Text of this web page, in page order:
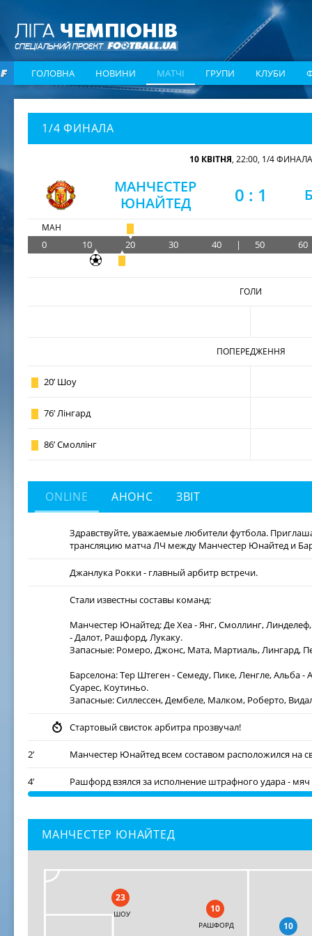
ГОЛОВНА НОВИНИ МАТЧІ ГРУПИ КЛУБИ
1/4 ФИНАЛА
10 КВІТНЯ, 22:00, 1/4 ФИНАЛА
МАНЧЕСТЕР
ЮНАЙТЕД
0 : 1
МАН
0 10 20 30 40 | 50 60
ГОЛИ
ПОПЕРЕДЖЕННЯ
20’ Шоу
76’Лінгард
86’Смоллінг
ONLINE АНОНС ЗВІТ
Здравствуйте, уважаемые любители футбола.
трансляцию матча ЛЧ между Манчестер Юнайтед и
Джанлука Рокки- главный арбитр встречи.
Стали известны составы команд:
Манчестер Юнайтед:Де Хеа - Янг, Смоллинг,
- Далот, Рашфорд, Лукаку.
Запасные: Ромеро, Джонс, Мата, Мартиаль, Лингард,
Барселона:Тер Штеген - Семеду, Пике, Ленгле, Альба -
Суарес, Коутиньо.
Запасные:Силлессен, Дембеле, Малком, Роберто,
Стартовый свисток арбитра прозвучал!
2’ Манчестер Юнайтед всем составом расположился на
4’ Рашфорд взялся за исполнение штрафного удара -
Манчестер Юнайтед пока что не удается выход из
ГООООООООООООООООООООООЛ! Лионель Месси
Луис Суарес головой отправил мяч в дальний угол -
МАНЧЕСТЕР ЮНАЙТЕД
23
ШОУ 10
РАШФОРД 10